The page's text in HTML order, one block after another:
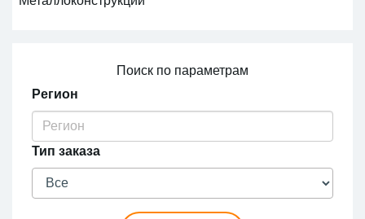
Поиск по параметрам
Регион
Тип заказа